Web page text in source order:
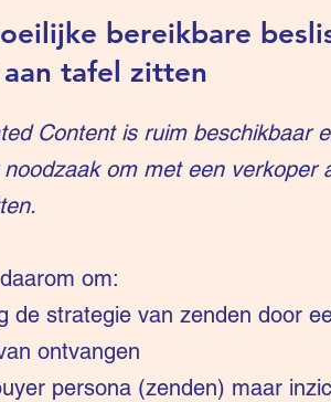
bereikbare
aan tafel zitten
Content is ruim beschikbaar
om met een verkoper
om:
de strategie van zenden door
ontvangen
persona (zenden) maar